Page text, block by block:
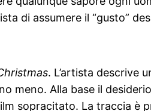
di assumere il “gusto”
. L’artista descrive
meno. Alla base il
sopracitato. La traccia è